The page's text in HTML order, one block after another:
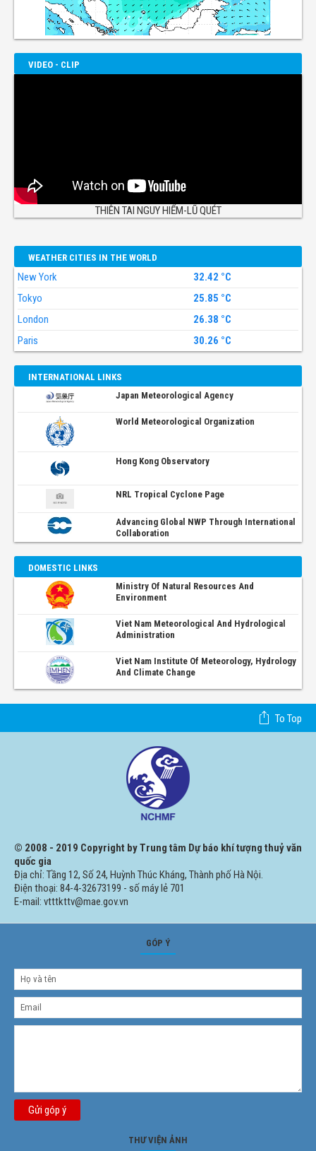
VIDEO - CLIP
THIÊN TAI NGUY HIỂM-LŨ QUÉT
WEATHER CITIES IN THE WORLD
New York
32.42 °C
Tokyo
25.85 °C
London
26.38 °C
Paris
30.26 °C
INTERNATIONAL LINKS
Japan Meteorological Agency
World Meteorological Organization
Hong Kong Observatory
NRL Tropical Cyclone Page
Advancing Global NWP Through International
Collaboration
DOMESTIC LINKS
Ministry Of Natural Resources And
Environment
Viet Nam Meteorological And Hydrological
Administration
Viet Nam Institute Of Meteorology, Hydrology
And Climate Change
To Top
© 2008 - 2019 Copyright by Trung tâm Dự báo khí tượng thuỷ văn
quốc gia
Địa chỉ: Tầng 12, Số 24, Huỳnh Thúc Kháng, Thành phố Hà Nội.
Điện thoại: 84-4-32673199 - số máy lẻ 701
E-mail: vtttkttv@mae.gov.vn
GÓP Ý
Gửi góp ý
THƯ VIỆN ẢNH